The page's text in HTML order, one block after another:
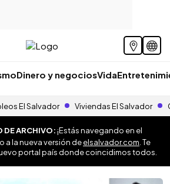
Dinero y negociosVida
El Salvador Viviendas El Salvador
DE ARCHIVO:¡Estás navegando en el
a la nueva versión deelsalvador.com . Te
portal país donde coincidimos todos.